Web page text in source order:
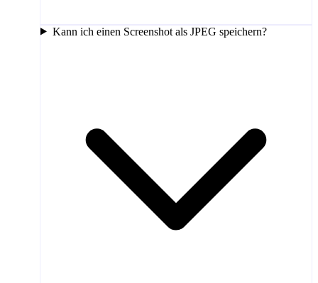
Kann ich einen Screenshot als JPEG speichern?